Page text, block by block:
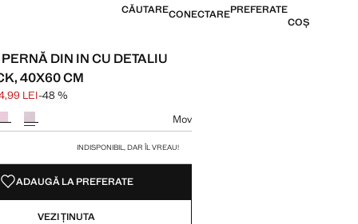
CĂUTARECONECTAREPREFERATE
COȘ
DIN IN CU DETALIU
40X60 CM
[219,99 LEI ]
LEI ]
LEI-48 %
Mov
INDISPONIBIL, DAR ÎL VREAU!
ADAUGĂ LA PREFERATE
VEZI ȚINUTA